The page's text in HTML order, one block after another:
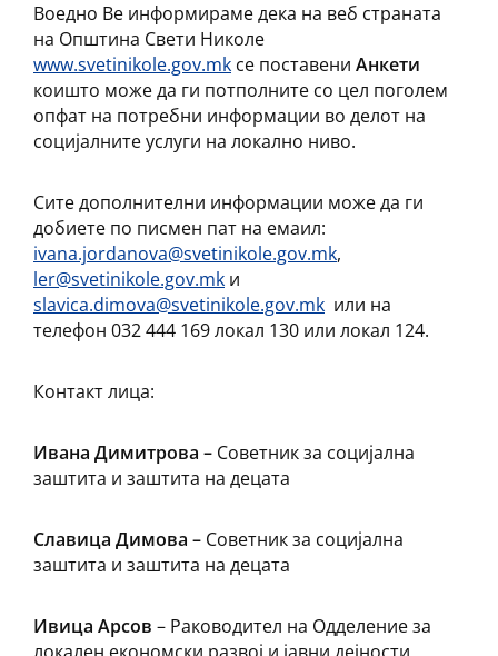
Воедно Ве информираме дека на веб страната
на Општина Свети Николе
www.svetinikole.gov.mk се поставени Анкети
коишто може да ги потполните со цел поголем
опфат на потребни информации во делот на
социјалните услуги на локално ниво.
Сите дополнителни информации може да ги
добиете по писмен пат на емаил:
ivana.jordanova@svetinikole.gov.mk,
ler@svetinikole.gov.mk и
slavica.dimova@svetinikole.gov.mk или на
телефон 032 444 169 локал 130 или локал 124.
Контакт лица:
Ивана Димитрова – Советник за социјална
заштита и заштита на децата
Славица Димова – Советник за социјална
заштита и заштита на децата
Ивица Арсов – Раководител на Одделение за